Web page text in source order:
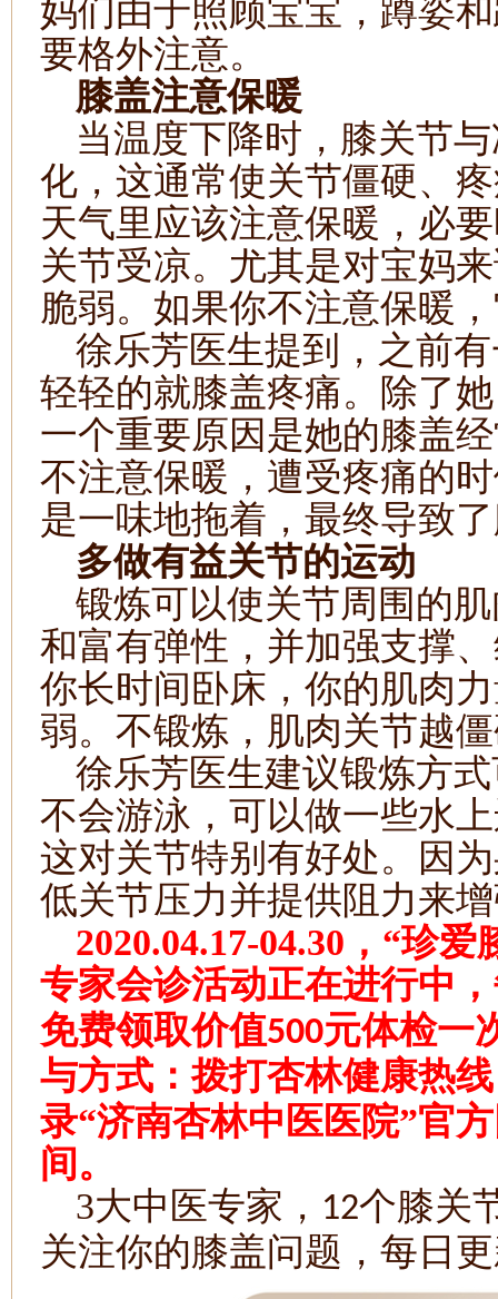
妈们由于照顾宝宝，蹲姿
要格外注意。
膝盖注意保暖
当温度下降时，膝关节
化，这通常使关节僵硬、
天气里应该注意保暖，必
关节受凉。尤其是对宝妈
脆弱。如果你不注意保暖
徐乐芳医生提到，之前
轻轻的就膝盖疼痛。除了
一个重要原因是她的膝盖
不注意保暖，遭受疼痛的
是一味地拖着，最终导致
多做有益关节的运动
锻炼可以使关节周围的
和富有弹性，并加强支撑
你长时间卧床，你的肌肉
弱。不锻炼，肌肉关节越
徐乐芳医生建议锻炼方
不会游泳，可以做一些水
这对关节特别有好处。因
低关节压力并提供阻力来
2020.04.17-04.30 ，“珍
专家会诊活动正在进行中
免费领取价值500元体检一
与方式：拨打杏林健康热
录“济南杏林中医医院”官
间。
3大中医专家， 12个膝关
关注你的膝盖问题，每日